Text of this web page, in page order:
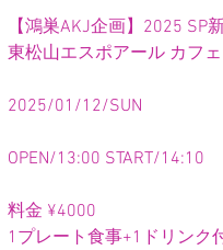
【鴻巣AKJ企画】2025 SP
東松山エスポアール カフ
2025/01/12/SUN
OPEN/13:00 START/14:10
料金 ¥4000
1プレート食事+1ドリンク